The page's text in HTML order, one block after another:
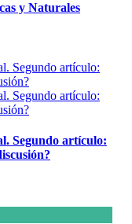
y Naturales
Segundo artículo: